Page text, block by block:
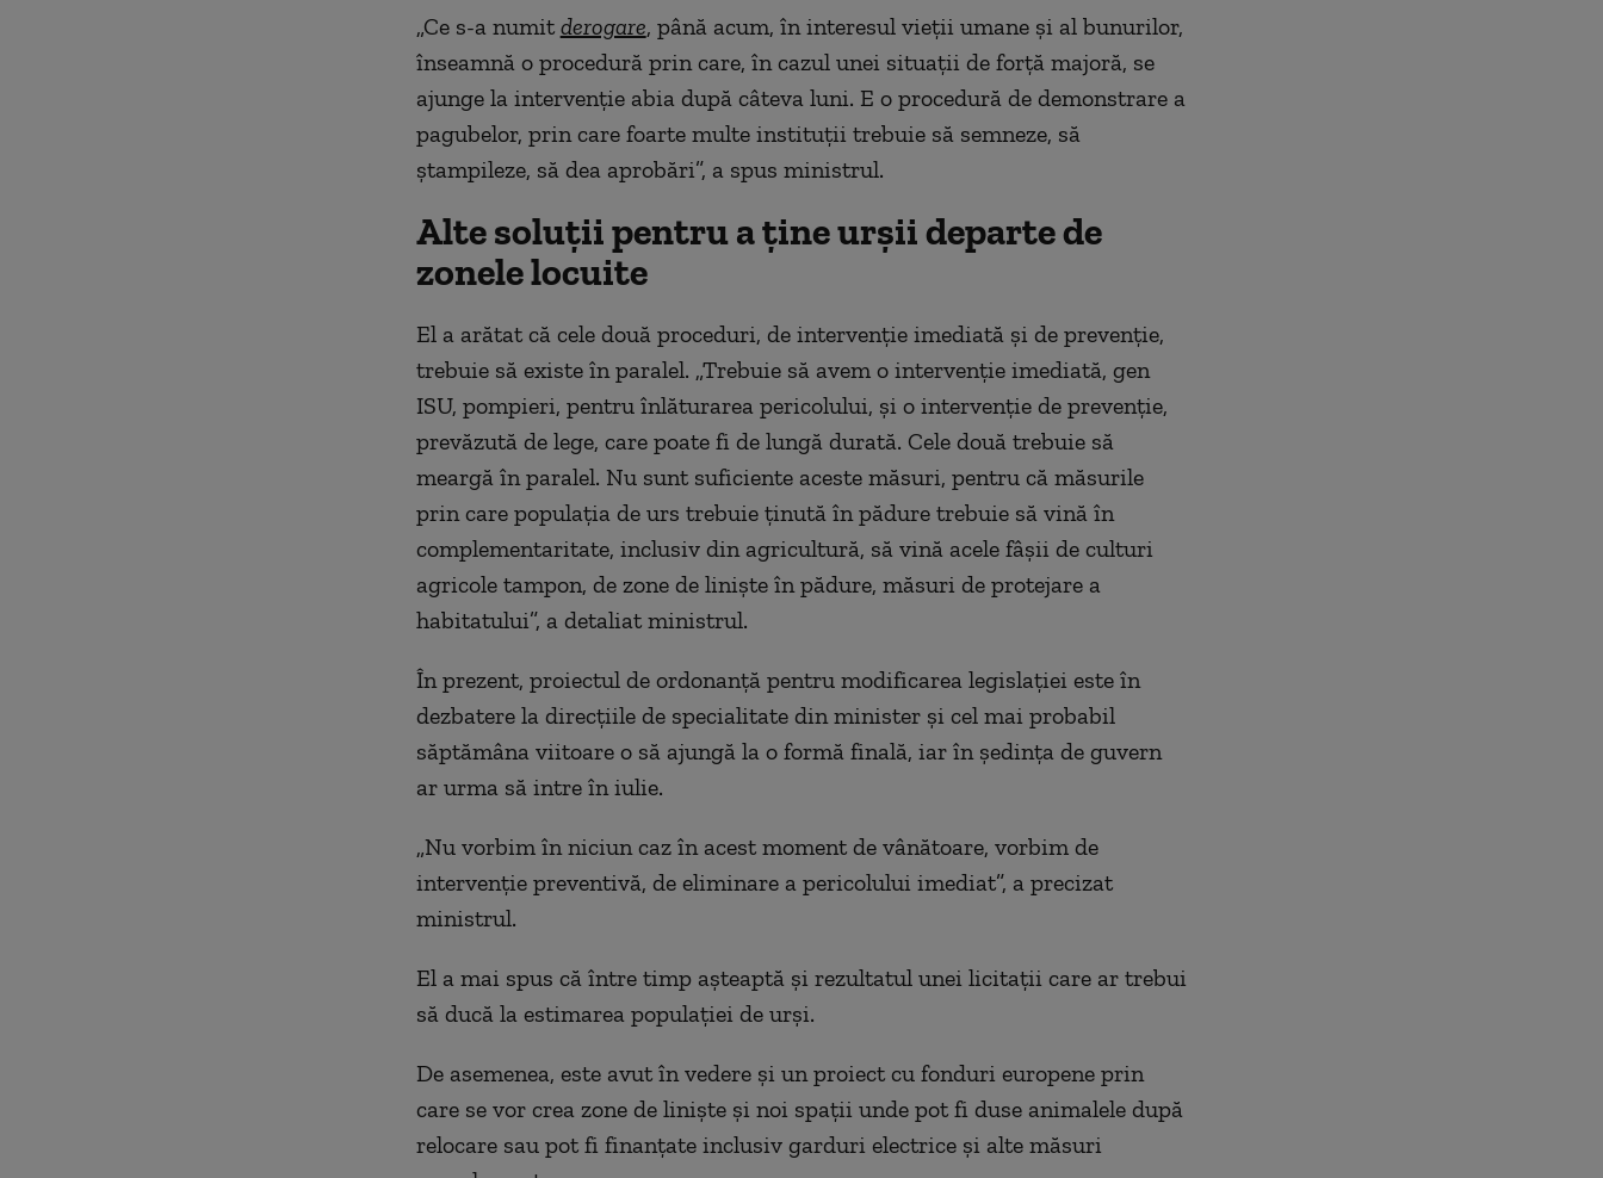
„Ce s-a numit derogare, până acum, în interesul vieții umane și al bunurilor,
înseamnă o procedură prin care, în cazul unei situații de forță majoră, se
ajunge la intervenție abia după câteva luni. E o procedură de demonstrare a
pagubelor, prin care foarte multe instituții trebuie să semneze, să
ștampileze, să dea aprobări”, a spus ministrul.
Alte soluții pentru a ține urșii departe de
zonele locuite
El a arătat că cele două proceduri, de intervenție imediată și de prevenție,
trebuie să existe în paralel. „Trebuie să avem o intervenție imediată, gen
ISU, pompieri, pentru înlăturarea pericolului, și o intervenție de prevenție,
prevăzută de lege, care poate fi de lungă durată. Cele două trebuie să
meargă în paralel. Nu sunt suficiente aceste măsuri, pentru că măsurile
prin care populația de urs trebuie ținută în pădure trebuie să vină în
complementaritate, inclusiv din agricultură, să vină acele fâșii de culturi
agricole tampon, de zone de liniște în pădure, măsuri de protejare a
habitatului”, a detaliat ministrul.
În prezent, proiectul de ordonanță pentru modificarea legislației este în
dezbatere la direcțiile de specialitate din minister și cel mai probabil
săptămâna viitoare o să ajungă la o formă finală, iar în ședința de guvern
ar urma să intre în iulie.
„Nu vorbim în niciun caz în acest moment de vânătoare, vorbim de
intervenție preventivă, de eliminare a pericolului imediat”, a precizat
ministrul.
El a mai spus că între timp așteaptă și rezultatul unei licitații care ar trebui
să ducă la estimarea populației de urși.
De asemenea, este avut în vedere și un proiect cu fonduri europene prin
care se vor crea zone de liniște și noi spații unde pot fi duse animalele după
relocare sau pot fi finanțate inclusiv garduri electrice și alte măsuri